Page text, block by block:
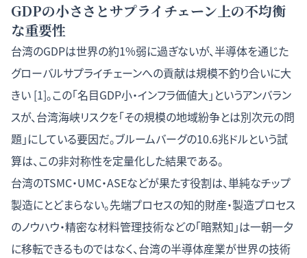
GDPの小ささとサプライチェーン上の不均衡
な重要性
台湾のGDPは世界の約1%弱に過ぎないが、半導体を通じた
グローバルサプライチェーンへの貢献は規模不釣り合いに大
きい [1]。この「名目GDP小・インフラ価値大」というアンバラン
スが、台湾海峡リスクを「その規模の地域紛争とは別次元の問
題」にしている要因だ。ブルームバーグの10.6兆ドルという試
算は、この非対称性を定量化した結果である。
台湾のTSMC・UMC・ASEなどが果たす役割は、単純なチップ
製造にとどまらない。先端プロセスの知的財産・製造プロセス
のノウハウ・精密な材料管理技術などの「暗黙知」は一朝一夕
に移転できるものではなく、台湾の半導体産業が世界の技術